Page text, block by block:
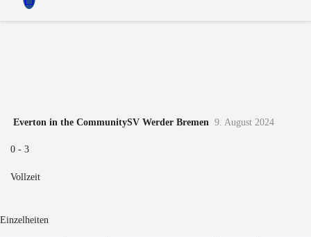
Everton in the CommunitySV Werder Bremen 9. August 2024
0 -3
Vollzeit
Einzelheiten